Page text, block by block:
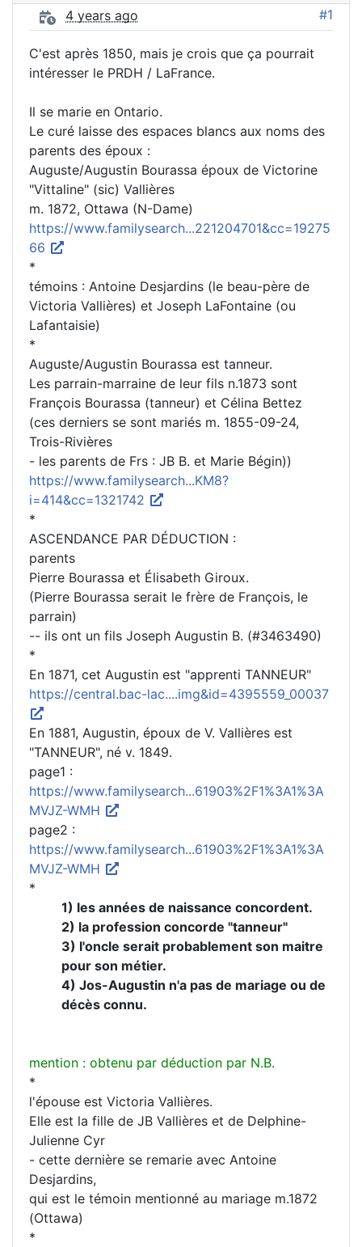
4 years ago #1
C'est après 1850, mais je crois que ça pourrait
intéresser le PRDH / LaFrance.
Il se marie en Ontario.
Le curé laisse des espaces blancs aux noms des
parents des époux :
Auguste/Augustin Bourassa époux de Victorine
"Vittaline" (sic) Vallières
m. 1872, Ottawa (N-Dame)
https://www.familysearch...221204701&cc=19275
66
*
témoins : Antoine Desjardins (le beau-père de
Victoria Vallières) et Joseph LaFontaine (ou
Lafantaisie)
*
Auguste/Augustin Bourassa est tanneur.
Les parrain-marraine de leur fils n.1873 sont
François Bourassa (tanneur) et Célina Bettez
(ces derniers se sont mariés m. 1855-09-24,
Trois-Rivières
- les parents de Frs : JB B. et Marie Bégin))
https://www.familysearch...KM8?
i=414&cc=1321742
*
ASCENDANCE PAR DÉDUCTION :
parents
Pierre Bourassa et Élisabeth Giroux.
(Pierre Bourassa serait le frère de François, le
parrain)
-- ils ont un fils Joseph Augustin B. (#3463490)
*
En 1871, cet Augustin est "apprenti TANNEUR"
https://central.bac-lac....img&id=4395559_00037
En 1881, Augustin, époux de V. Vallières est
"TANNEUR", né v. 1849.
page1 :
https://www.familysearch...61903%2F1%3A1%3A
MVJZ-WMH
page2 :
https://www.familysearch...61903%2F1%3A1%3A
MVJZ-WMH
*
1) les années de naissance concordent.
2) la profession concorde "tanneur"
3) l'oncle serait probablement son maitre
pour son métier.
4) Jos-Augustin n'a pas de mariage ou de
décès connu.
mention : obtenu par déduction par N.B.
*
l'épouse est Victoria Vallières.
Elle est la fille de JB Vallières et de Delphine-
Julienne Cyr
- cette dernière se remarie avec Antoine
Desjardins,
qui est le témoin mentionné au mariage m.1872
(Ottawa)
*